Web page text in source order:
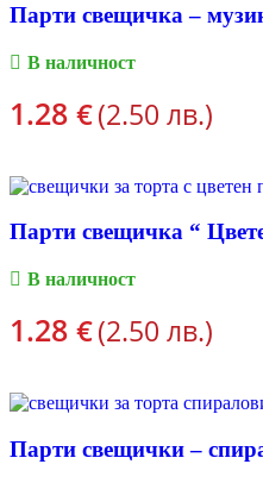
Парти свещичка –
В наличност
1.28 €(2.50 лв.)
Парти свещичка “
В наличност
1.28 €(2.50 лв.)
Парти свещички –